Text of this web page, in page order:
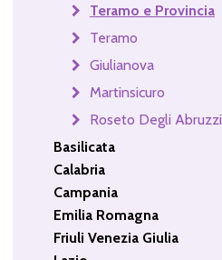
Teramo e Provincia
Teramo
Giulianova
Martinsicuro
Roseto Degli Abruzzi
Basilicata
Calabria
Campania
Emilia Romagna
Friuli Venezia Giulia